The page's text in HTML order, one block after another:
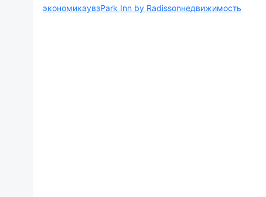
экономикаувзPark Inn by Radissonнедвижимость